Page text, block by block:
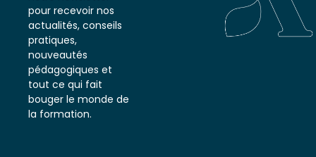
notre newsletter
pour recevoir nos
actualités, conseils
pratiques,
nouveautés
pédagogiques et
tout ce qui fait
bouger le monde de